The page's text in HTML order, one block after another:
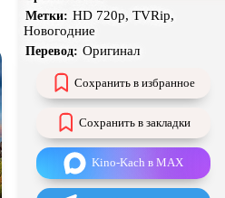
Сцены собнажённой
натурой
В ожидании
Метки: HD 720p, TVRip,
Новогодние
Перевод: Оригинал
Сохранить в избранное
Сохранить в закладки
Kino-Kach в MAX